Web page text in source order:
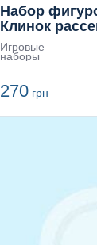
Набор
Клинок
демонов
Танджиро
Зеницу
Томиока и т.д,
Игровые
наборы
270грн